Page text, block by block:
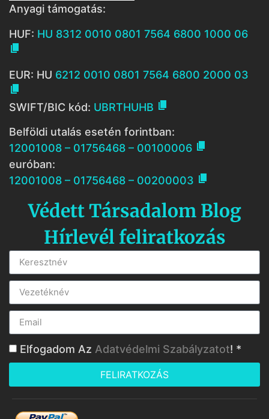
Anyagi támogatás:
HUF: HU 8312 0010 0801 7564 6800 1000 06

EUR: HU 6212 0010 0801 7564 6800 2000 03

SWIFT/BIC kód: UBRTHUHB 
Belföldi utalás esetén forintban:
12001008 – 01756468 – 00100006 
euróban:
12001008 – 01756468 – 00200003 
Védett Társadalom Blog
Hírlevél feliratkozás
Elfogadom Az Adatvédelmi Szabályzatot! *
FELIRATKOZÁS